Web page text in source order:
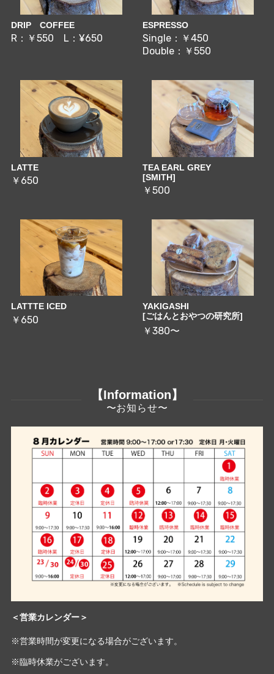
DRIP COFFEE
R：￥550 L：¥650
ESPRESSO
Single：￥450
Double：￥550
LATTE
￥650
TEA EARL GREY
[SMITH]
￥500
LATTTE ICED
￥650
YAKIGASHI
[ごはんとおやつの研究所]
￥380〜
【Information】
＜営業カレンダー＞
※営業時間が変更になる場合がございます。
※臨時休業がございます。